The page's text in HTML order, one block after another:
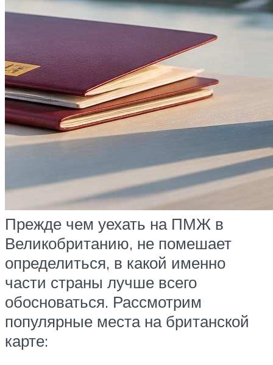
Прежде чем уехать на ПМЖ в
Великобританию, не помешает
определиться, в какой именно
части страны лучше всего
обосноваться. Рассмотрим
популярные места на британской
карте: